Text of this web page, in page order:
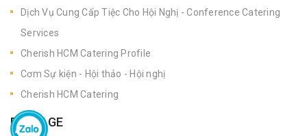
Dịch Vụ Cung Cấp Tiệc Cho Hội Nghị - Conference Catering
Services
Cherish HCM Catering Profile
Cơm Sự kiện - Hội thảo - Hội nghị
Cherish HCM Catering
FANPAGE